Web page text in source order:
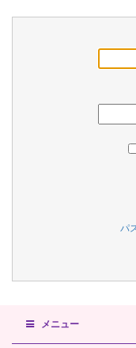
パ
メニュー